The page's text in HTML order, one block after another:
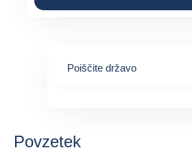
Poiščite državo
Povzetek